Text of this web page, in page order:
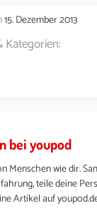
15. Dezember 2013
Kategorien:
bei youpod
Menschen wie dir.
teile deine
Artikel auf